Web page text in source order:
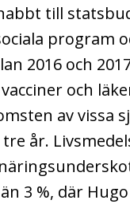
till
program
2016 och
och
av vissa
år.
3 %, där Hugo